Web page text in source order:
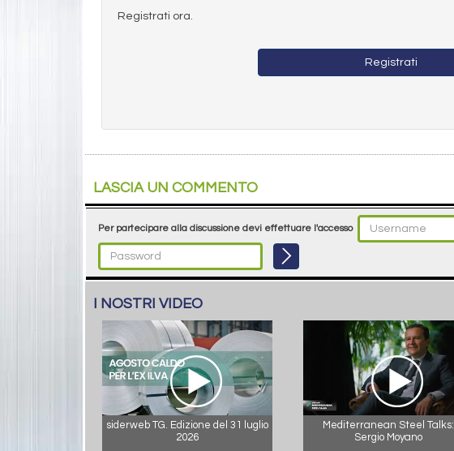
Registrati ora.
Registrati
LASCIA UN COMMENTO
Per partecipare alla discussione devi effettuare l'accesso
I NOSTRI VIDEO
siderweb TG. Edizione del 31 luglio
2026
Mediterranean Steel Talks:
Sergio Moyano